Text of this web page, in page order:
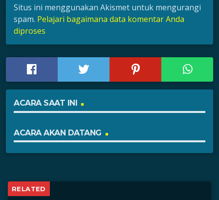
Situs ini menggunakan Akismet untuk mengurangi
spam. Pelajari bagaimana data komentar Anda
diproses
ACARA SAAT INI
ACARA AKAN DATANG
RELATED